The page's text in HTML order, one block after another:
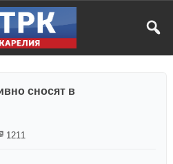
сносят в
1211